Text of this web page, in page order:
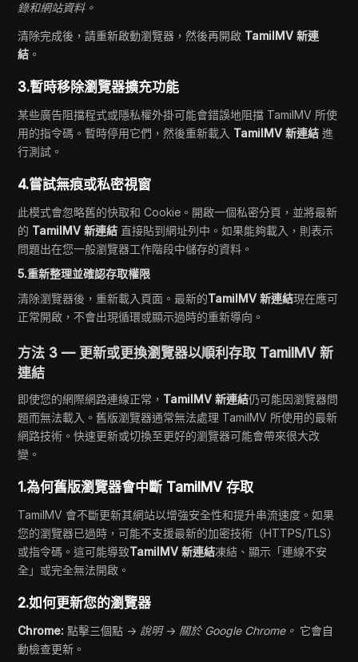
錄和網站資料。
清除完成後，請重新啟動瀏覽器，然後再開啟 TamilMV 新連
結 。
3.暫時移除瀏覽器擴充功能
某些廣告阻擋程式或隱私權外掛可能會錯誤地阻擋 TamilMV 所使
用的指令碼。暫時停用它們，然後重新載入 TamilMV 新連結 進
行測試。
4.嘗試無痕或私密視窗
此模式會忽略舊的快取和 Cookie。開啟一個私密分頁，並將最新
的 TamilMV 新連結 直接貼到網址列中。如果能夠載入，則表示
問題出在您一般瀏覽器工作階段中儲存的資料。
5.重新整理並確認存取權限
清除瀏覽器後，重新載入頁面。最新的TamilMV 新連結現在應可
正常開啟，不會出現循環或顯示過時的重新導向。
方法 3 — 更新或更換瀏覽器以順利存取 TamilMV 新
連結
即使您的網際網路連線正常， TamilMV 新連結仍可能因瀏覽器問
題而無法載入。舊版瀏覽器通常無法處理 TamilMV 所使用的最新
網路技術。快速更新或切換至更好的瀏覽器可能會帶來很大改
變。
1.為何舊版瀏覽器會中斷 TamilMV 存取
TamilMV 會不斷更新其網站以增強安全性和提升串流速度。如果
您的瀏覽器已過時，可能不支援最新的加密技術（HTTPS/TLS）
或指令碼。這可能導致TamilMV 新連結凍結、顯示「連線不安
全」或完全無法開啟。
2.如何更新您的瀏覽器
Chrome: 點擊三個點 → 說明→ 關於 Google Chrome。 它會自
動檢查更新。